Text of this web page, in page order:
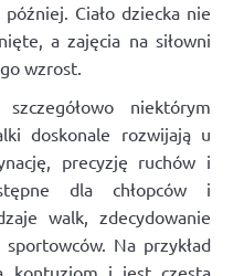
Ciało dziecka nie
a zajęcia na siłowni
wzrost.
niektórym
doskonale rozwijają u
precyzję ruchów i
dla chłopców i
walk, zdecydowanie
Na przykład